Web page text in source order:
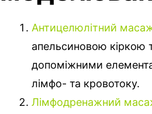
Антицелюлітний
апельсиновою кіркою
допоміжними
лімфо- та кровотоку.
Лімфодренажний